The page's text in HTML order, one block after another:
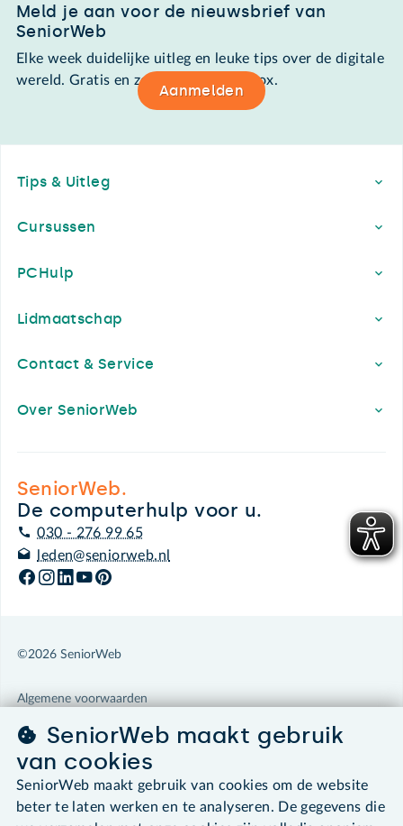
Meld je aan voor de nieuwsbrief van
SeniorWeb
Elke week duidelijke uitleg en leuke tips over de digitale
wereld. Gratis en zomaar in de mailbox.
Aanmelden
Tips & Uitleg
Cursussen
PCHulp
Lidmaatschap
Contact & Service
Over SeniorWeb
SeniorWeb.
De computerhulp voor u.
030 - 276 99 65
leden@seniorweb.nl
©2026 SeniorWeb
Algemene voorwaarden
Disclaimer
Privacybeleid
SeniorWeb maakt gebruik
van cookies
SeniorWeb maakt gebruik van cookies om de website
beter te laten werken en te analyseren. De gegevens die